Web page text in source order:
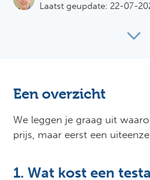
Laatst geupdate: 22-07-
Een overzicht
We leggen je graag uit
prijs, maar eerst een
1. Wat kost een